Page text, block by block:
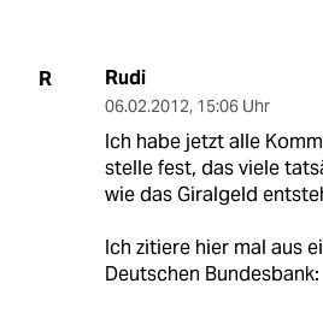
R Rudi
06.02.2012, 15:06 Uhr
Ich habe jetzt alle
stelle fest, das viele
wie das Giralgeld
Ich zitiere hier mal aus
Deutschen Bundesbank: